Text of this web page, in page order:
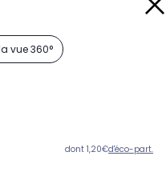
vue 360°
dont 1,20€d'éco-part.